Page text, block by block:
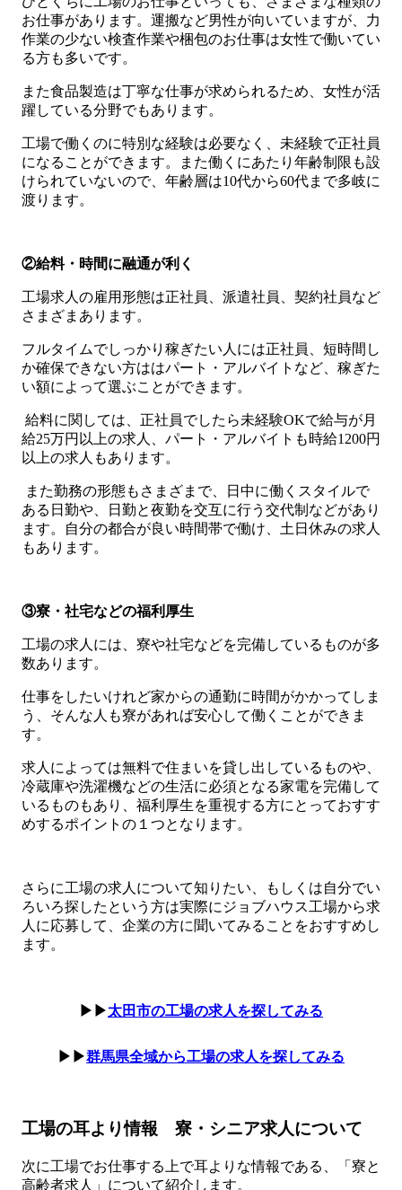
お仕事があります。運搬など男性が向いていますが、力
作業の少ない検査作業や梱包のお仕事は女性で働いてい
る方も多いです。
また食品製造は丁寧な仕事が求められるため、女性が活
躍している分野でもあります。
工場で働くのに特別な経験は必要なく、未経験で正社員
になることができます。また働くにあたり年齢制限も設
けられていないので、年齢層は10代から60代まで多岐に
渡ります。
②給料・時間に融通が利く
工場求人の雇用形態は正社員、派遣社員、契約社員など
さまざまあります。
フルタイムでしっかり稼ぎたい人には正社員、短時間し
か確保できない方ははパート・アルバイトなど、稼ぎた
い額によって選ぶことができます。
給料に関しては、正社員でしたら未経験OKで給与が月
給25万円以上の求人、パート・アルバイトも時給1200円
以上の求人もあります。
また勤務の形態もさまざまで、日中に働くスタイルで
ある日勤や、日勤と夜勤を交互に行う交代制などがあり
ます。自分の都合が良い時間帯で働け、土日休みの求人
もあります。
③寮・社宅などの福利厚生
工場の求人には、寮や社宅などを完備しているものが多
数あります。
仕事をしたいけれど家からの通勤に時間がかかってしま
う、そんな人も寮があれば安心して働くことができま
す。
求人によっては無料で住まいを貸し出しているものや、
冷蔵庫や洗濯機などの生活に必須となる家電を完備して
いるものもあり、福利厚生を重視する方にとっておすす
めするポイントの１つとなります。
さらに工場の求人について知りたい、もしくは自分でい
ろいろ探したという方は実際にジョブハウス工場から求
人に応募して、企業の方に聞いてみることをおすすめし
ます。
▶▶太田市の工場の求人を探してみる
▶▶群馬県全域から工場の求人を探してみる
工場の耳より情報 寮・シニア求人について
次に工場でお仕事する上で耳よりな情報である、「寮と
高齢者求人」について紹介します。